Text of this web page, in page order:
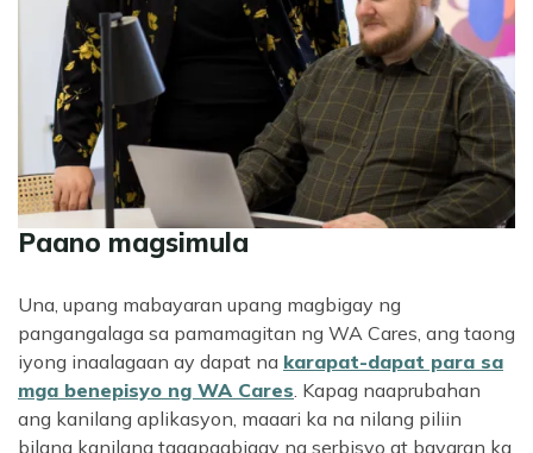
Paano magsimula
Una, upang mabayaran upang magbigay ng
pangangalaga sa pamamagitan ng WA Cares, ang taong
iyong inaalagaan ay dapat na karapat-dapat para sa
mga benepisyo ng WA Cares . Kapag naaprubahan
ang kanilang aplikasyon, maaari ka na nilang piliin
bilang kanilang tagapagbigay ng serbisyo at bayaran ka